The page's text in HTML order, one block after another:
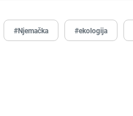
#Njemačka #ekologija